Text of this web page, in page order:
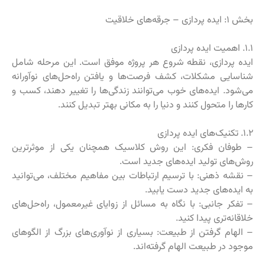
بخش ۱: ایده پردازی – جرقه‌های خلاقیت
۱.۱. اهمیت ایده پردازی
ایده پردازی، نقطه شروع هر پروژه موفق است. این مرحله شامل
شناسایی مشکلات، کشف فرصت‌ها و یافتن راه‌حل‌های نوآورانه
می‌شود. ایده‌های خوب می‌توانند زندگی‌ها را تغییر دهند، کسب و
کارها را متحول کنند و دنیا را به مکانی بهتر تبدیل کنند.
۱.۲. تکنیک‌های ایده پردازی
– طوفان فکری: این روش کلاسیک همچنان یکی از موثرترین
روش‌های تولید ایده‌های جدید است.
– نقشه ذهنی: با ترسیم ارتباطات بین مفاهیم مختلف، می‌توانید
به ایده‌های جدید دست یابید.
– تفکر جانبی: با نگاه به مسائل از زوایای غیرمعمول، راه‌حل‌های
خلاقانه‌تری پیدا کنید.
– الهام گرفتن از طبیعت: بسیاری از نوآوری‌های بزرگ از الگوهای
موجود در طبیعت الهام گرفته‌اند.